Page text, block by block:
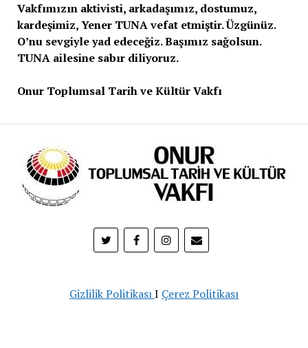
Vakfımızın aktivisti, arkadaşımız, dostumuz,
kardeşimiz, Yener TUNA vefat etmiştir. Üzgünüz.
O’nu sevgiyle yad edeceğiz. Başımız sağolsun.
TUNA ailesine sabır diliyoruz.
Onur Toplumsal Tarih ve Kültür Vakfı
Gizlilik PolitikasıI Çerez Politikası